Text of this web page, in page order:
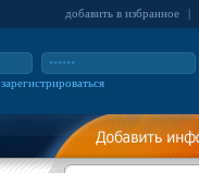
добавить в избранное |
зарегистрироваться